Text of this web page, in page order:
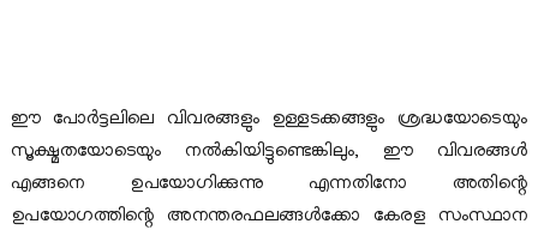
ഈ പോർട്ടലിലെ വിവരങ്ങളും ഉള്ളടക്കങ്ങളും ശ്രദ്ധയോടെയും
സൂക്ഷ്മതയോടെയും നൽകിയിട്ടുണ്ടെങ്കിലും, ഈ വിവരങ്ങൾ
എങ്ങനെ ഉപയോഗിക്കുന്നു എന്നതിനോ അതിന്റെ
ഉപയോഗത്തിന്റെ അനന്തരഫലങ്ങൾക്കോ കേരള സംസ്ഥാന